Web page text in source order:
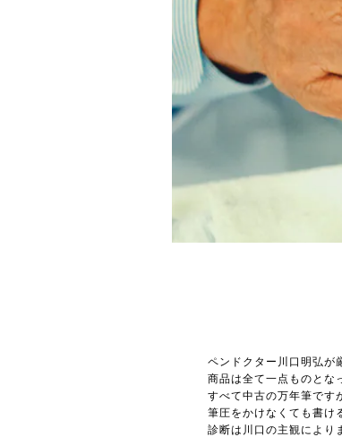
ペンドクター川口明弘が
商品は全て一点ものとな
すべて中古の万年筆です
筆圧をかけなくても書け
診断は川口の主観により